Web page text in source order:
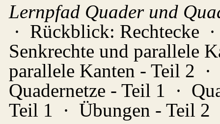
Lernpfad Quader und
· Rückblick: Rechtecke
Senkrechte und parallele
parallele Kanten - Teil 2
Quadernetze - Teil 1 ·
Teil 1 · Übungen - Teil 2